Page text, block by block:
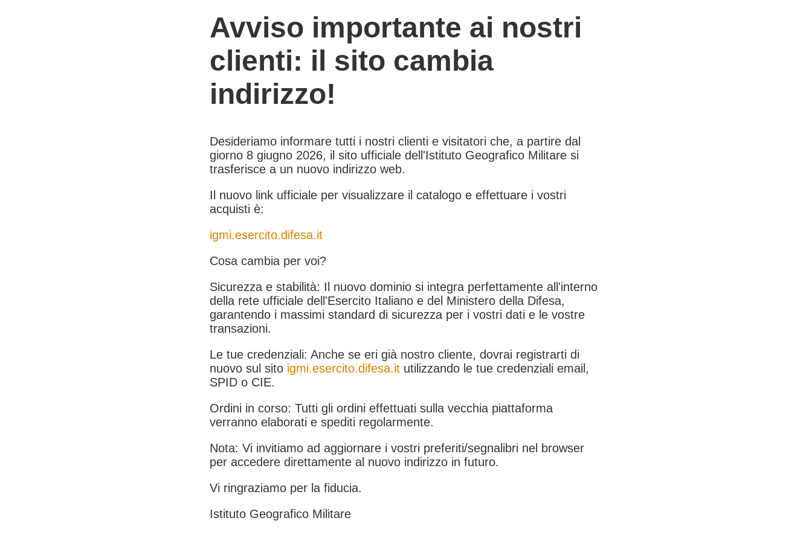
Avviso importante ai nostri
clienti: il sito cambia
indirizzo!
Desideriamo informare tutti i nostri clienti e visitatori che, a partire dal
giorno 8 giugno 2026, il sito ufficiale dell'Istituto Geografico Militare si
trasferisce a un nuovo indirizzo web.
Il nuovo link ufficiale per visualizzare il catalogo e effettuare i vostri
acquisti è:
igmi.esercito.difesa.it
Cosa cambia per voi?
Sicurezza e stabilità: Il nuovo dominio si integra perfettamente all'interno
della rete ufficiale dell'Esercito Italiano e del Ministero della Difesa,
garantendo i massimi standard di sicurezza per i vostri dati e le vostre
transazioni.
Le tue credenziali: Anche se eri già nostro cliente, dovrai registrarti di
nuovo sul sito igmi.esercito.difesa.it utilizzando le tue credenziali email,
SPID o CIE.
Ordini in corso: Tutti gli ordini effettuati sulla vecchia piattaforma
verranno elaborati e spediti regolarmente.
Nota: Vi invitiamo ad aggiornare i vostri preferiti/segnalibri nel browser
per accedere direttamente al nuovo indirizzo in futuro.
Vi ringraziamo per la fiducia.
Istituto Geografico Militare